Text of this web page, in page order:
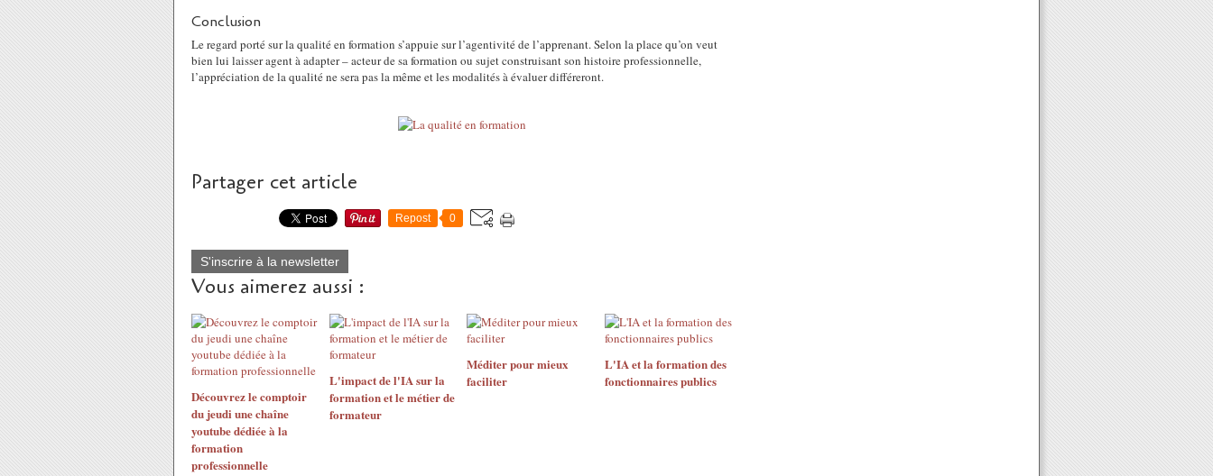
Conclusion
Le regard porté sur la qualité en formation s’appuie sur l’agentivité de l’apprenant. Selon la place qu’on veut
bien lui laisser agent à adapter – acteur de sa formation ou sujet construisant son histoire professionnelle,
l’appréciation de la qualité ne sera pas la même et les modalités à évaluer différeront.
Partager cet article
Repost 0
S'inscrire à la newsletter
Vous aimerez aussi :
Découvrez le comptoir
du jeudi une chaîne
youtube dédiée à la
formation
professionnelle
L'impact de l'IA sur la
formation et le métier de
formateur
Méditer pour mieux
faciliter
L'IA et la formation des
fonctionnaires publics